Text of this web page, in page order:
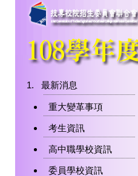
最新消息
重大變革事項
考生資訊
高中職學校資訊
委員學校資訊